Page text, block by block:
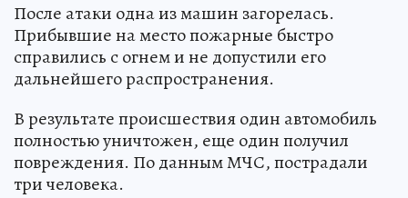
После атаки одна из машин загорелась.
Прибывшие на место пожарные быстро
справились с огнем и не допустили его
дальнейшего распространения.
В результате происшествия один автомобиль
полностью уничтожен, еще один получил
повреждения. По данным МЧС, пострадали
три человека.